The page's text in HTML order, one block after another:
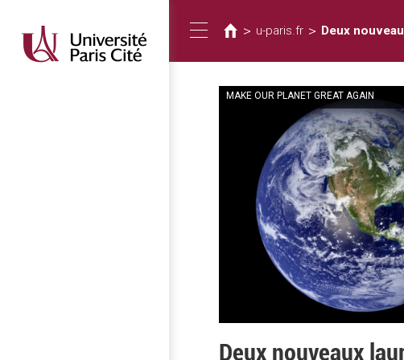
Toggle
navigation
在
這
> u-paris.fr > Deux
MAKE OUR PLANET GREAT AGAIN
Deux nouveaux